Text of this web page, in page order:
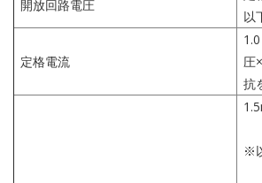
開放回路電圧
以
定格電流
圧
抗
※